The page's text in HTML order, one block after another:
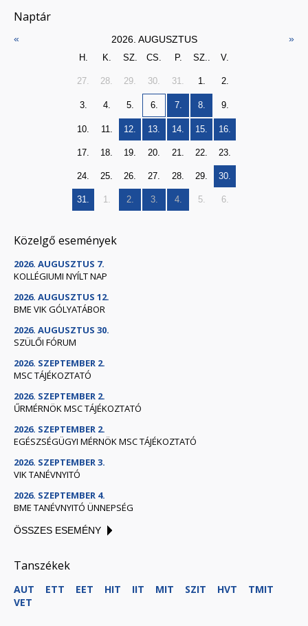
Naptár
« 2026. AUGUSZTUS »
H. K. SZ. CS. P. SZ.. V.
27. 28. 29. 30. 31. 1. 2.
3. 4. 5. 6. 7. 8. 9.
10. 11. 12. 13. 14. 15. 16.
17. 18. 19. 20. 21. 22. 23.
24. 25. 26. 27. 28. 29. 30.
31. 1. 2. 3. 4. 5. 6.
Közelgő események
2026. AUGUSZTUS 7.
KOLLÉGIUMI NYÍLT NAP
2026. AUGUSZTUS 12.
BME VIK GÓLYATÁBOR
2026. AUGUSZTUS 30.
SZÜLŐI FÓRUM
2026. SZEPTEMBER 2.
MSC TÁJÉKOZTATÓ
2026. SZEPTEMBER 2.
ŰRMÉRNÖK MSC TÁJÉKOZTATÓ
2026. SZEPTEMBER 2.
EGÉSZSÉGÜGYI MÉRNÖK MSC TÁJÉKOZTATÓ
2026. SZEPTEMBER 3.
VIK TANÉVNYITÓ
2026. SZEPTEMBER 4.
BME TANÉVNYITÓ ÜNNEPSÉG
ÖSSZES ESEMÉNY
Tanszékek
AUT ETT EET HIT IIT MIT SZIT HVT
TMIT
VET